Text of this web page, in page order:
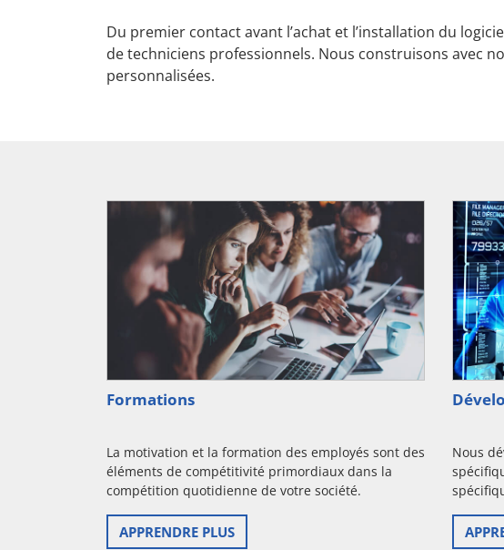
Du premier contact avant l’achat et l’installation du
de techniciens professionnels. Nous construisons avec
personnalisées.
Formations
La motivation et la formation des employés sont des
éléments de compétitivité primordiaux dans la
compétition quotidienne de votre société.
APPRENDRE PLUS
Nous